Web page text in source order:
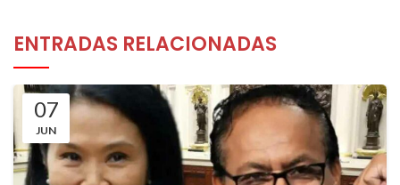
ENTRADAS RELACIONADAS
07
JUN